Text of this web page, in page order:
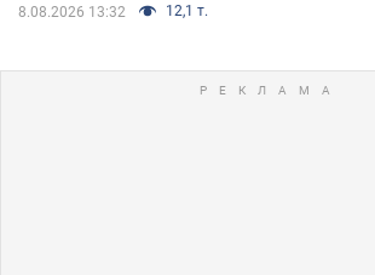
8.08.2026 13:32 12,1 т.